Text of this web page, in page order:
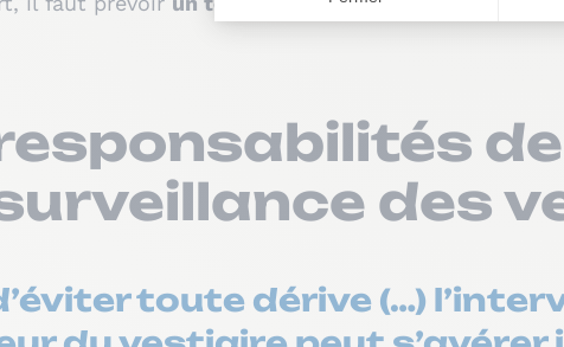
des
toute dérive (…)